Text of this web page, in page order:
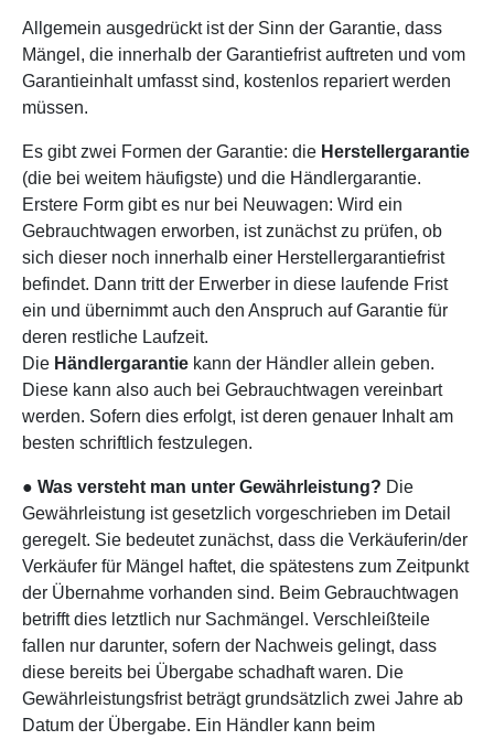
Allgemein ausgedrückt ist der Sinn der Garantie, dass
Mängel, die innerhalb der Garantiefrist auftreten und vom
Garantieinhalt umfasst sind, kostenlos repariert werden
müssen.
Es gibt zwei Formen der Garantie: die Herstellergarantie
(die bei weitem häufigste) und die Händlergarantie.
Erstere Form gibt es nur bei Neuwagen: Wird ein
Gebrauchtwagen erworben, ist zunächst zu prüfen, ob
sich dieser noch innerhalb einer Herstellergarantiefrist
befindet. Dann tritt der Erwerber in diese laufende Frist
ein und übernimmt auch den Anspruch auf Garantie für
deren restliche Laufzeit.
Die Händlergarantie kann der Händler allein geben.
Diese kann also auch bei Gebrauchtwagen vereinbart
werden. Sofern dies erfolgt, ist deren genauer Inhalt am
besten schriftlich festzulegen.
● Was versteht man unter Gewährleistung? Die
Gewährleistung ist gesetzlich vorgeschrieben im Detail
geregelt. Sie bedeutet zunächst, dass die Verkäuferin/der
Verkäufer für Mängel haftet, die spätestens zum Zeitpunkt
der Übernahme vorhanden sind. Beim Gebrauchtwagen
betrifft dies letztlich nur Sachmängel. Verschleißteile
fallen nur darunter, sofern der Nachweis gelingt, dass
diese bereits bei Übergabe schadhaft waren. Die
Gewährleistungsfrist beträgt grundsätzlich zwei Jahre ab
Datum der Übergabe. Ein Händler kann beim